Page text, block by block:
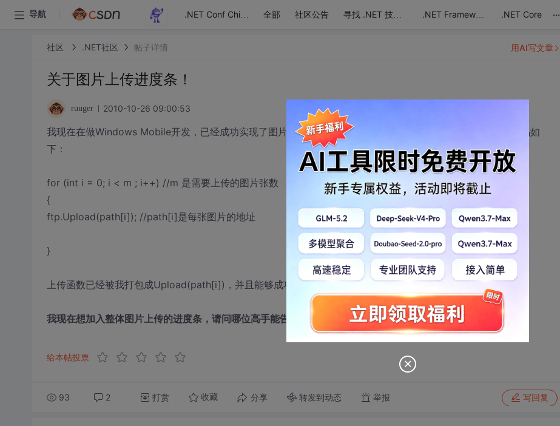
导航 .NET Conf China 全部 社区公告 寻找 .NET 技术达人 .NET Framework .NET Core ...
社区 .NET社区 帖子详情
关于图片上传进度条！
ruuger 2010-10-26 09:00:53
我现在在做Windows Mobile开发，已经成功实现了图片的上传，对于多张图片，我用循环上传，也成功了，代码如
下：
for (int i = 0; i < m ; i++) //m 是需要上传的图片张数
{
ftp.Upload(path[i]); //path[i]是每张图片的地址
}
上传函数已经被我打包成Upload(path[i])，并且能够成功上传。
我现在想加入整体图片上传的进度条，请问哪位高手能告诉我使用什么类或函数？以及把代码加到哪里？
给本帖投票
93 2 打赏 收藏 分享 转发到动态 举报 写回复
用AI写文章